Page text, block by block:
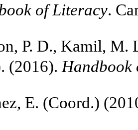
of Literacy.
P. D., Kamil, M.
(2016). Handbook
E. (Coord.)